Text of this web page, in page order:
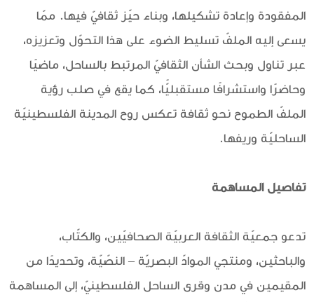
المفقودة وإعادة تشكيلها، وبناء حيّز ثقافيّ فيها. ممّا
‏يسعى إليه الملفّ تسليط الضوء على هذا التحوّل وتعزيزه،
عبر تناول وبحث الشأن الثقافيّ المرتبط بالساحل، ماضيًا
وحاضرًا واستشرافًا مستقبليًّا، كما يقع في صلب رؤية
الملفّ الطموح نحو ثقافة تعكس روح المدينة الفلسطينيّة
الساحليّة وريفها.
تفاصيل المساهمة
تدعو جمعيّة الثقافة العربيّة الصحافيّين، والكتّاب،
والباحثين، ومنتجي الموادّ البصريّة – النصّيّة، وتحديدًا من
المقيمين في مدن وقرى الساحل الفلسطينيّ، إلى المساهمة